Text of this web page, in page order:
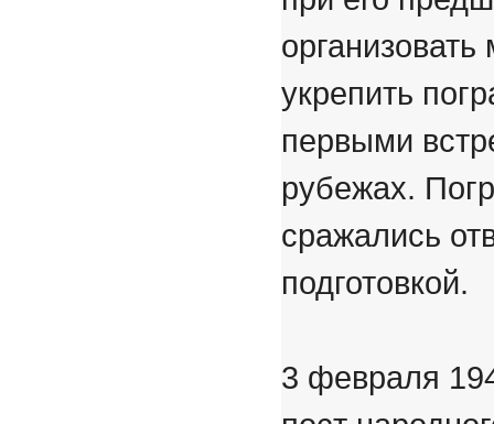
укрепить
первыми
рубежах.
сражались
подготовкой.
3 февраля